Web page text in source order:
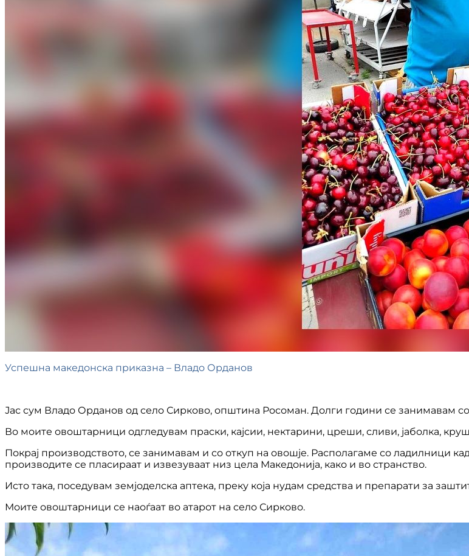
Успешна македонска приказна – Владо Орданов
Јас сум Владо Орданов од село Сирково, општина Росоман. Долги години се занимавам
Во моите овоштарници одгледувам праски, кајсии, нектарини, цреши, сливи, јаболка,
Покрај производството, се занимавам и со откуп на овошје. Располагаме со ладилници
производите се пласираат и извезуваат низ цела Македонија, како и во странство.
Исто така, поседувам земјоделска аптека, преку која нудам средства и препарати за
Моите овоштарници се наоѓаат во атарот на село Сирково.